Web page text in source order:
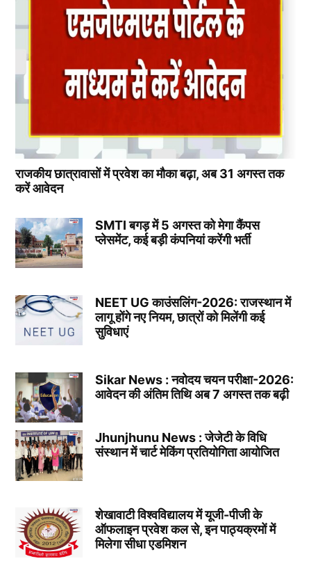
राजकीय छात्रावासों में प्रवेश का मौका बढ़ा, अब 31 अगस्त तक
करें आवेदन
SMTI बगड़ में 5 अगस्त को मेगा कैंपस
प्लेसमेंट, कई बड़ी कंपनियां करेंगी भर्ती
NEET UG काउंसलिंग-2026: राजस्थान में
लागू होंगे नए नियम, छात्रों को मिलेंगी कई
सुविधाएं
Sikar News : नवोदय चयन परीक्षा-2026:
आवेदन की अंतिम तिथि अब 7 अगस्त तक बढ़ी
Jhunjhunu News : जेजेटी के विधि
संस्थान में चार्ट मेकिंग प्रतियोगिता आयोजित
शेखावाटी विश्वविद्यालय में यूजी-पीजी के
ऑफलाइन प्रवेश कल से, इन पाठ्यक्रमों में
मिलेगा सीधा एडमिशन